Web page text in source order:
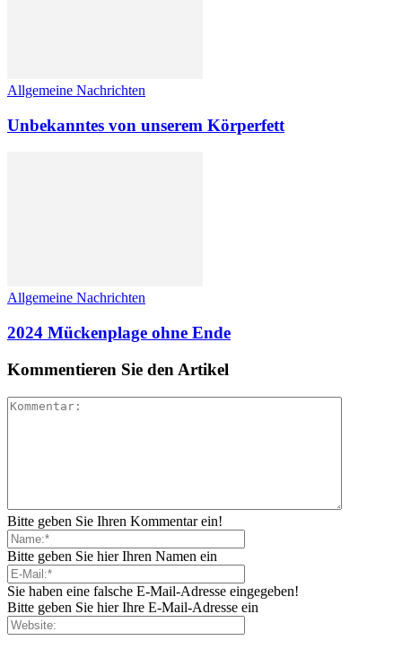
Allgemeine Nachrichten
Unbekanntes von unserem Körperfett
Allgemeine Nachrichten
2024 Mückenplage ohne Ende
Kommentieren Sie den Artikel
Bitte geben Sie Ihren Kommentar ein!
Bitte geben Sie hier Ihren Namen ein
Sie haben eine falsche E-Mail-Adresse eingegeben!
Bitte geben Sie hier Ihre E-Mail-Adresse ein